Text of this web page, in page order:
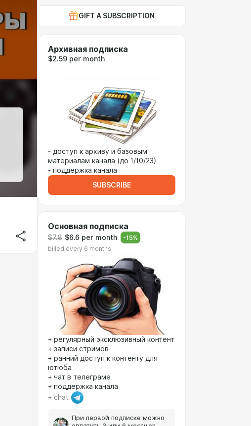
GIFT A SUBSCRIPTION
Архивная подписка
$2.59 per month
- доступ к архиву и базовым
материалам канала (до 1/10/23)
- поддержка канала
SUBSCRIBE
Основная подписка
$7.8 $6.6 per month -15%
billed every 6 months
+ регулярный эксклюзивный контент
+ записи стримов
+ ранний доступ к контенту для
ютюба
+ чат в телеграме
+ поддержка канала
+ chat
При первой подписке можно